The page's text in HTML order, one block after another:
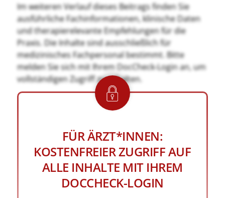
Im weiteren Verlauf dieses Beitrags finden Sie
ausführliche Fachinformationen, klinische Daten
und therapierelevante Empfehlungen für die
Praxis. Die Inhalte sind ausschließlich für
medizinisches Fachpersonal bestimmt. Bitte
melden Sie sich mit Ihrem DocCheck-Login an, um
vollständigen Zugriff zu erhalten.
FÜR ÄRZT*INNEN:
KOSTENFREIER ZUGRIFF AUF
ALLE INHALTE MIT IHREM
DOCCHECK-LOGIN